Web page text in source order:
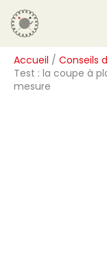
Aller
au
contenu
Accueil
Conseils
Test : la coupe à
mesure
R
e
c
h
e